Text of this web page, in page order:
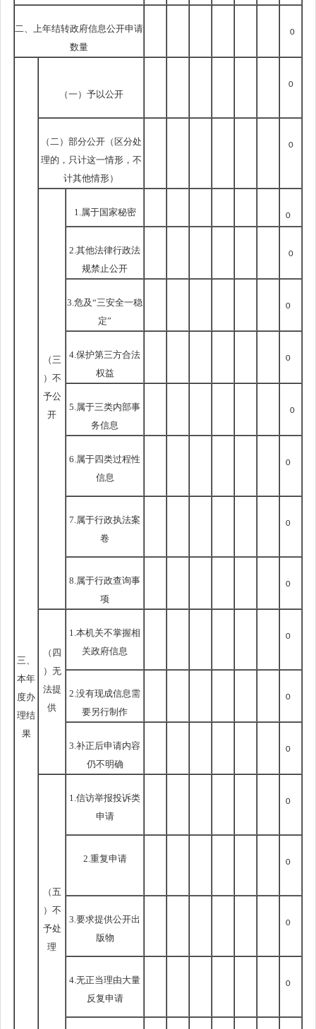
二、上年结转政府信息公开申请
数量
0
三、
本年
度办
理结
果
（一）予以公开
0
（二）部分公开（区分处
理的，只计这一情形，不
计其他情形）
0
（三
）不
予公
开
1.属于国家秘密 0
2.其他法律行政法
规禁止公开
0
3.危及“三安全一稳
定”
0
4.保护第三方合法
权益
0
5.属于三类内部事
务信息
0
6.属于四类过程性
信息
0
7.属于行政执法案
卷
0
8.属于行政查询事
项
0
（四
）无
法提
供
1.本机关不掌握相
关政府信息
0
2.没有现成信息需
要另行制作
0
3.补正后申请内容
仍不明确
0
（五
）不
予处
理
1.信访举报投诉类
申请
0
2.重复申请 0
3.要求提供公开出
版物
0
4.无正当理由大量
反复申请
0